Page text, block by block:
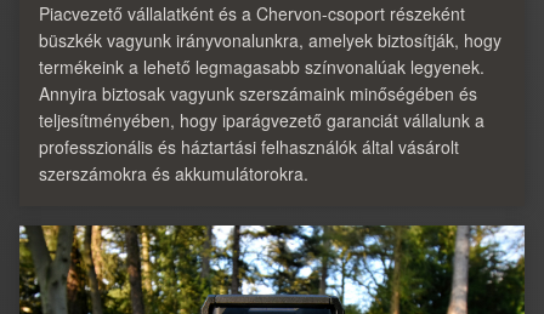
Piacvezető vállalatként és a Chervon-csoport részeként
büszkék vagyunk irányvonalunkra, amelyek biztosítják, hogy
termékeink a lehető legmagasabb színvonalúak legyenek.
Annyira biztosak vagyunk szerszámaink minőségében és
teljesítményében, hogy iparágvezető garanciát vállalunk a
professzionális és háztartási felhasználók által vásárolt
szerszámokra és akkumulátorokra.